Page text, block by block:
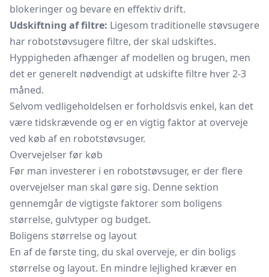
blokeringer og bevare en effektiv drift.
Udskiftning af filtre: Ligesom traditionelle støvsugere
har robotstøvsugere filtre, der skal udskiftes.
Hyppigheden afhænger af modellen og brugen, men
det er generelt nødvendigt at udskifte filtre hver 2-3
måned.
Selvom vedligeholdelsen er forholdsvis enkel, kan det
være tidskrævende og er en vigtig faktor at overveje
ved køb af en robotstøvsuger.
Overvejelser før køb
Før man investerer i en robotstøvsuger, er der flere
overvejelser man skal gøre sig. Denne sektion
gennemgår de vigtigste faktorer som boligens
størrelse, gulvtyper og budget.
Boligens størrelse og layout
En af de første ting, du skal overveje, er din boligs
størrelse og layout. En mindre lejlighed kræver en